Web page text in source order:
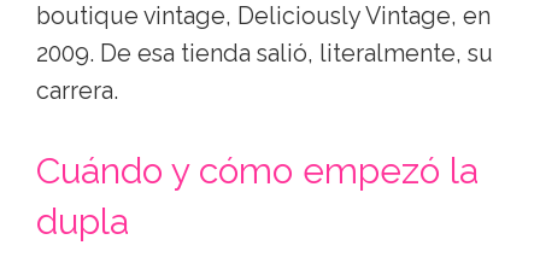
boutique vintage, Deliciously Vintage, en
2009. De esa tienda salió, literalmente, su
carrera.
Cuándo y cómo empezó la
dupla